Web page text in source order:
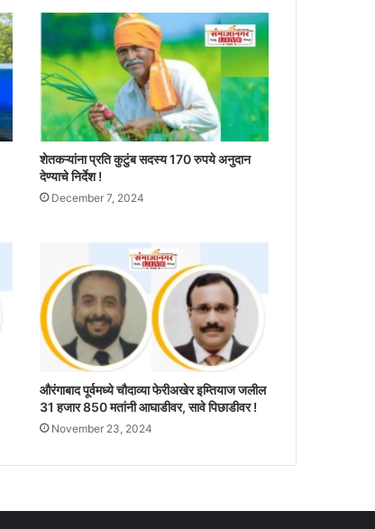
शेतकऱ्यांना प्रति कुटुंब सदस्य 170 रुपये अनुदान
देण्याचे निर्देश !
December 7, 2024
औरंगाबाद पूर्वमध्ये चौदाव्या फेरीअखेर इम्तियाज जलील
31 हजार 850 मतांनी आघाडीवर, सावे पिछाडीवर !
November 23, 2024